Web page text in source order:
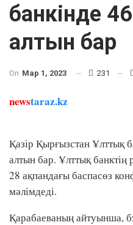
банкінде
алтын бар
On Мар 1, 2023 231
newstaraz.kz
Қазір Қырғызстан Ұлттық
алтын бар. Ұлттық банктің
28 ақпандағы баспасөз
мәлімдеді.
Қарабаеваның айтуынша,